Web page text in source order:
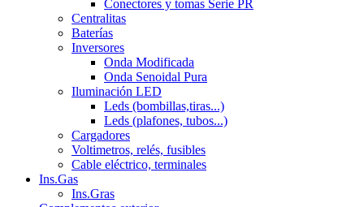
Conectores y tomas Serie PR
Centralitas
Baterías
Inversores
Onda Modificada
Onda Senoidal Pura
Iluminación LED
Leds (bombillas,tiras...)
Leds (plafones, tubos...)
Cargadores
Voltimetros, relés, fusibles
Cable eléctrico, terminales
Ins.Gas
Ins.Gras